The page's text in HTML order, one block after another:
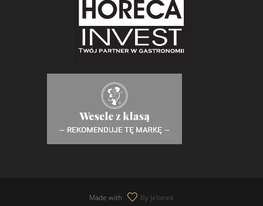
Made with By Jelonek